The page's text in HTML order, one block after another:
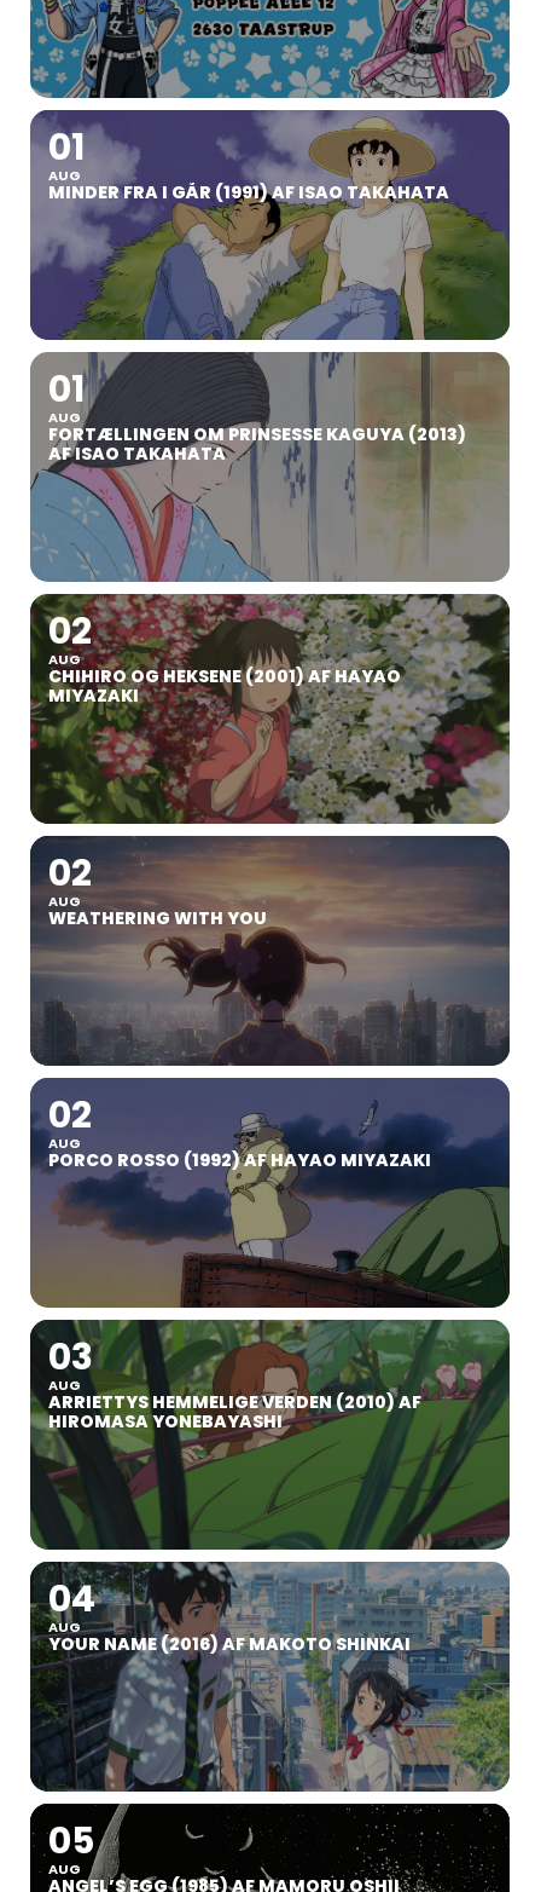
01
AUG
MINDER FRA I GÅR (1991) AF ISAO TAKAHATA
01
AUG
FORTÆLLINGEN OM PRINSESSE KAGUYA (2013)
AF ISAO TAKAHATA
02
AUG
CHIHIRO OG HEKSENE (2001) AF HAYAO
MIYAZAKI
02
AUG
WEATHERING WITH YOU
02
AUG
PORCO ROSSO (1992) AF HAYAO MIYAZAKI
03
AUG
ARRIETTYS HEMMELIGE VERDEN (2010) AF
HIROMASA YONEBAYASHI
04
AUG
YOUR NAME (2016) AF MAKOTO SHINKAI
05
AUG
ANGEL’S EGG (1985) AF MAMORU OSHII